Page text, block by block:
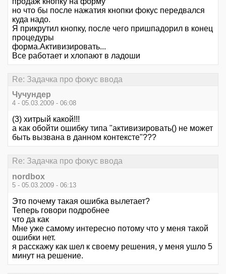
но что бы после нажатия кнопки фокус передвался
куда надо.
Я прикрутил кнопку, после чего пришпадорил в конец
процедуры
форма.Активизировать...
Все работает и хлопают в ладоши
Re: Задачка про фокус ввода
Чучундер
4 - 05.03.2009 - 06:08
(3) хитрый какой!!!
а как обойти ошибку типа "активизировать() не может
быть вызвана в данном контексте"???
Re: Задачка про фокус ввода
nordbox
5 - 05.03.2009 - 06:13
Это почему такая ошибка вылетает?
Теперь говори подробнее
что да как
Мне уже самому интересно потому что у меня такой
ошибки нет.
я расскажу как шел к своему решения, у меня ушло 5
минут на решение.